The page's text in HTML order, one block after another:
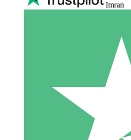
Imran